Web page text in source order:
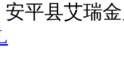
安平县艾瑞